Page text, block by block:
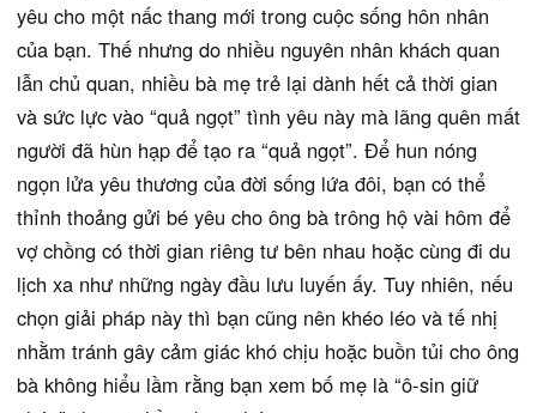
yêu cho một nấc thang mới trong cuộc sống hôn nhân
của bạn. Thế nhưng do nhiều nguyên nhân khách quan
lẫn chủ quan, nhiều bà mẹ trẻ lại dành hết cả thời gian
và sức lực vào “quả ngọt” tình yêu này mà lãng quên mất
người đã hùn hạp để tạo ra “quả ngọt”. Để hun nóng
ngọn lửa yêu thương của đời sống lứa đôi, bạn có thể
thỉnh thoảng gửi bé yêu cho ông bà trông hộ vài hôm để
vợ chồng có thời gian riêng tư bên nhau hoặc cùng đi du
lịch xa như những ngày đầu lưu luyến ấy. Tuy nhiên, nếu
chọn giải pháp này thì bạn cũng nên khéo léo và tế nhị
nhằm tránh gây cảm giác khó chịu hoặc buồn tủi cho ông
bà không hiểu lầm rằng bạn xem bố mẹ là “ô-sin giữ